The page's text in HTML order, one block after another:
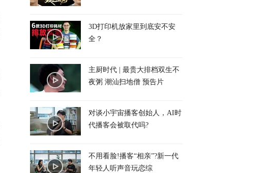
3D打印机放家里到底安不安
全？
主厨时代 | 最贵大排档双生不
夜粥 潮汕扫地僧 预告片
对谈小宇宙播客创始人，AI时
代播客会被取代吗?
不用看脸!播客“相亲”?新一代
年轻人听声音玩恋综